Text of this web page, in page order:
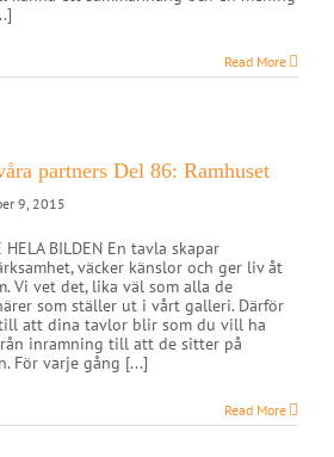
Read More
partners Del 86: Ramhuset
9, 2015
HELA BILDEN En tavla skapar
väcker känslor och ger liv åt
Vi vet det, lika väl som alla de
som ställer ut i vårt galleri. Därför
att dina tavlor blir som du vill ha
inramning till att de sitter på
För varje gång [...]
Read More